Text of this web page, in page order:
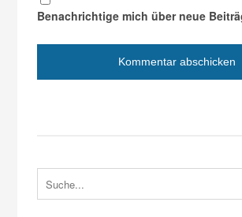
Benachrichtige mich über neue